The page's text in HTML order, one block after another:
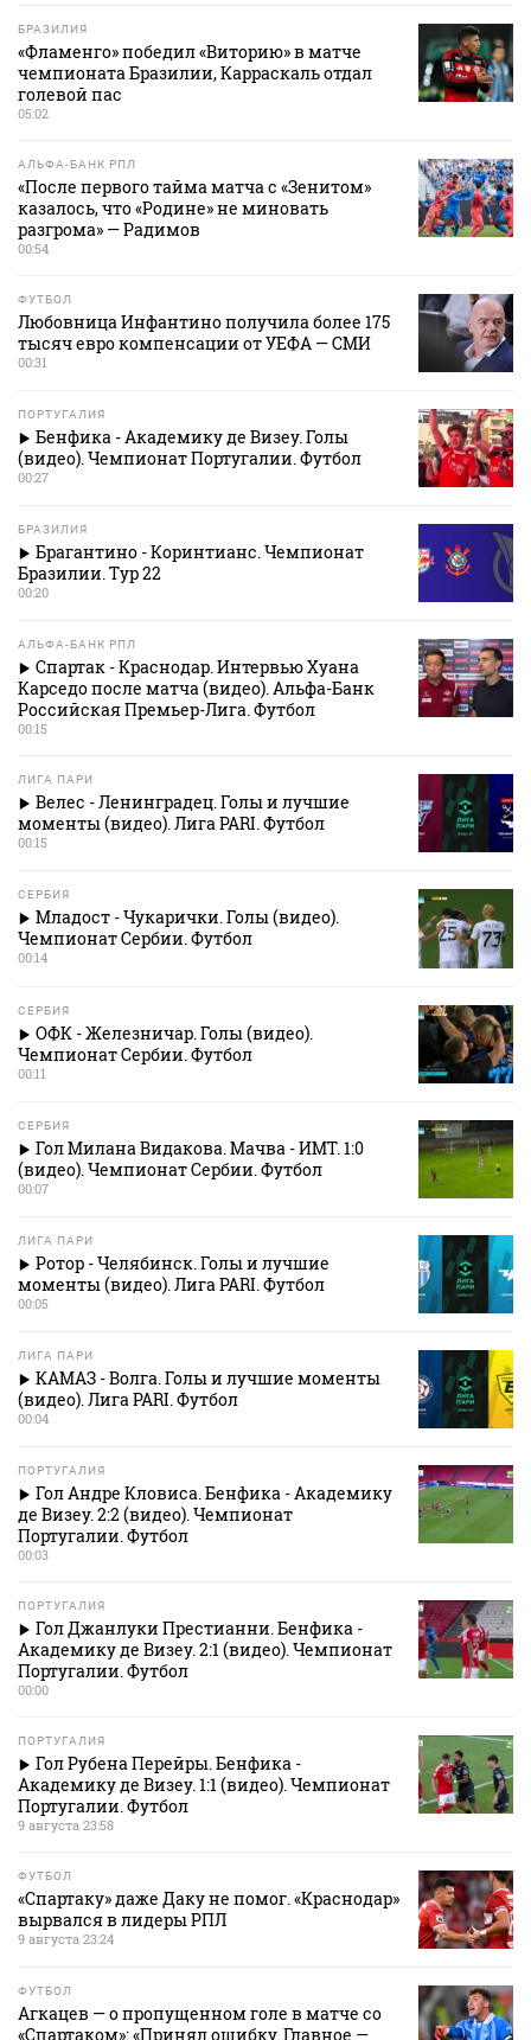
БРАЗИЛИЯ
«Фламенго» победил «Виторию» в матче
чемпионата Бразилии, Карраскаль отдал
голевой пас
05:02
АЛЬФА-БАНК РПЛ
«После первого тайма матча с «Зенитом»
казалось, что «Родине» не миновать
разгрома» — Радимов
00:54
ФУТБОЛ
Любовница Инфантино получила более 175
тысяч евро компенсации от УЕФА — СМИ
00:31
ПОРТУГАЛИЯ
Бенфика - Академику де Визеу. Голы
(видео). Чемпионат Португалии. Футбол
00:27
БРАЗИЛИЯ
Брагантино - Коринтианс. Чемпионат
Бразилии. Тур 22
00:20
АЛЬФА-БАНК РПЛ
Спартак - Краснодар. Интервью Хуана
Карседо после матча (видео). Альфа-Банк
Российская Премьер-Лига. Футбол
00:15
ЛИГА ПАРИ
Велес - Ленинградец. Голы и лучшие
моменты (видео). Лига PARI. Футбол
00:15
СЕРБИЯ
Младост - Чукарички. Голы (видео).
Чемпионат Сербии. Футбол
00:14
СЕРБИЯ
ОФК - Железничар. Голы (видео).
Чемпионат Сербии. Футбол
00:11
СЕРБИЯ
Гол Милана Видакова. Мачва - ИМТ. 1:0
(видео). Чемпионат Сербии. Футбол
00:07
ЛИГА ПАРИ
Ротор - Челябинск. Голы и лучшие
моменты (видео). Лига PARI. Футбол
00:05
ЛИГА ПАРИ
КАМАЗ - Волга. Голы и лучшие моменты
(видео). Лига PARI. Футбол
00:04
ПОРТУГАЛИЯ
Гол Андре Кловиса. Бенфика - Академику
де Визеу. 2:2 (видео). Чемпионат
Португалии. Футбол
00:03
ПОРТУГАЛИЯ
Гол Джанлуки Престианни. Бенфика -
Академику де Визеу. 2:1 (видео). Чемпионат
Португалии. Футбол
00:00
ПОРТУГАЛИЯ
Гол Рубена Перейры. Бенфика -
Академику де Визеу. 1:1 (видео). Чемпионат
Португалии. Футбол
9 августа 23:58
ФУТБОЛ
«Спартаку» даже Даку не помог. «Краснодар»
вырвался в лидеры РПЛ
9 августа 23:24
ФУТБОЛ
Агкацев — о пропущенном голе в матче со
«Спартаком»: «Принял ошибку. Главное —